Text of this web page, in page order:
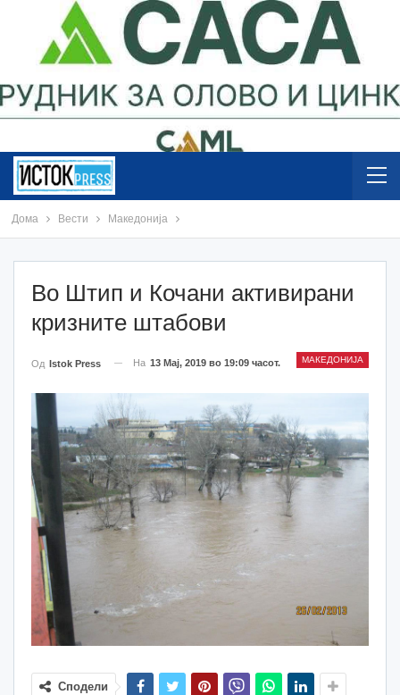
Дома Вести Македонија
Во Штип и Кочани активирани
кризните штабови
МАКЕДОНИЈА
Од Istok Press На 13 Мај, 2019 во 19:09 часот.
Сподели